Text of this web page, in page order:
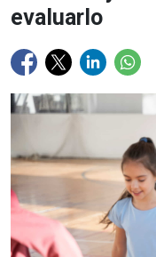
evaluarlo